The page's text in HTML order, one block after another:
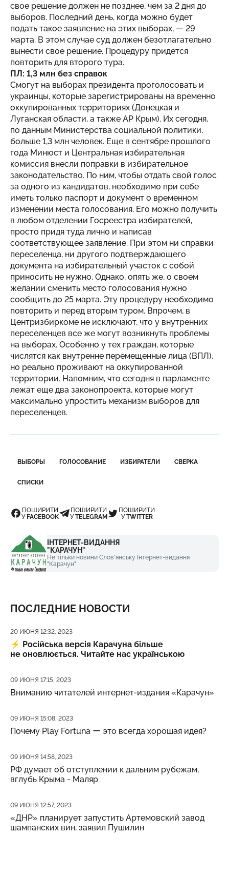
свое решение должен не позднее, чем за 2 дня до
выборов. Последний день, когда можно будет
подать такое заявление на этих выборах, — 29
марта. В этом случае суд должен безотлагательно
вынести свое решение. Процедуру придется
повторить для второго тура.
ПЛ: 1,3 млн без справок
Смогут на выборах президента проголосовать и
украинцы, которые зарегистрированы на временно
оккупированных территориях (Донецкая и
Луганская области, а также АР Крым). Их сегодня,
по данным Министерства социальной политики,
больше 1,3 млн человек. Еще в сентябре прошлого
года Минюст и Центральная избирательная
комиссия внесли поправки в избирательное
законодательство. По ним, чтобы отдать свой голос
за одного из кандидатов, необходимо при себе
иметь только паспорт и документ о временном
изменении места голосования. Его можно получить
в любом отделении Госреестра избирателей,
просто придя туда лично и написав
соответствующее заявление. При этом ни справки
переселенца, ни другого подтверждающего
документа на избирательный участок с собой
приносить не нужно. Однако, опять же, о своем
желании сменить место голосования нужно
сообщить до 25 марта. Эту процедуру необходимо
повторить и перед вторым туром. Впрочем, в
Центризбиркоме не исключают, что у внутренних
переселенцев все же могут возникнуть проблемы
на выборах. Особенно у тех граждан, которые
числятся как внутренне перемещенные лица (ВПЛ),
но реально проживают на оккупированной
территории. Напомним, что сегодня в парламенте
лежат еще два законопроекта, которые могут
максимально упростить механизм выборов для
переселенцев.
ВЫБОРЫ ГОЛОСОВАНИЕ ИЗБИРАТЕЛИ СВЕРКА
СПИСКИ
ПОШИРИТИ
У FACEBOOK
ПОШИРИТИ
УTELEGRAM
ПОШИРИТИ
УTWITTER
ІНТЕРНЕТ-ВИДАННЯ
"КАРАЧУН"
Не тільки новини Слов'янську Інтернет-видання
"Карачун"
ПОСЛЕДНИЕ НОВОСТИ
Дата публикации
20 ИЮНЯ 12:32, 2023
⚡️ Російська версія Карачуна більше
не оновлюється. Читайте нас українською
Дата публикации
09 ИЮНЯ 17:15, 2023
Вниманию читателей интернет-издания «Карачун»
Дата публикации
09 ИЮНЯ 15:08, 2023
Почему Play Fortuna ー это всегда хорошая идея?
Дата публикации
09 ИЮНЯ 14:58, 2023
РФ думает об отступлении к дальним рубежам,
вглубь Крыма - Маляр
Дата публикации
09 ИЮНЯ 12:57, 2023
«ДНР» планирует запустить Артемовский завод
шампанских вин, заявил Пушилин